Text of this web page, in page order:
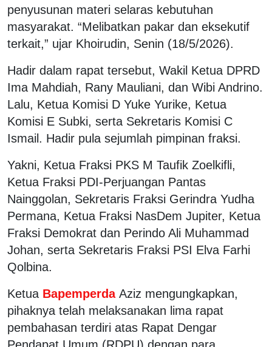
penyusunan materi selaras kebutuhan
masyarakat. “Melibatkan pakar dan eksekutif
terkait,” ujar Khoirudin, Senin (18/5/2026).
Hadir dalam rapat tersebut, Wakil Ketua DPRD
Ima Mahdiah, Rany Mauliani, dan Wibi Andrino.
Lalu, Ketua Komisi D Yuke Yurike, Ketua
Komisi E Subki, serta Sekretaris Komisi C
Ismail. Hadir pula sejumlah pimpinan fraksi.
Yakni, Ketua Fraksi PKS M Taufik Zoelkifli,
Ketua Fraksi PDI-Perjuangan Pantas
Nainggolan, Sekretaris Fraksi Gerindra Yudha
Permana, Ketua Fraksi NasDem Jupiter, Ketua
Fraksi Demokrat dan Perindo Ali Muhammad
Johan, serta Sekretaris Fraksi PSI Elva Farhi
Qolbina.
Ketua Bapemperda Aziz mengungkapkan,
pihaknya telah melaksanakan lima rapat
pembahasan terdiri atas Rapat Dengar